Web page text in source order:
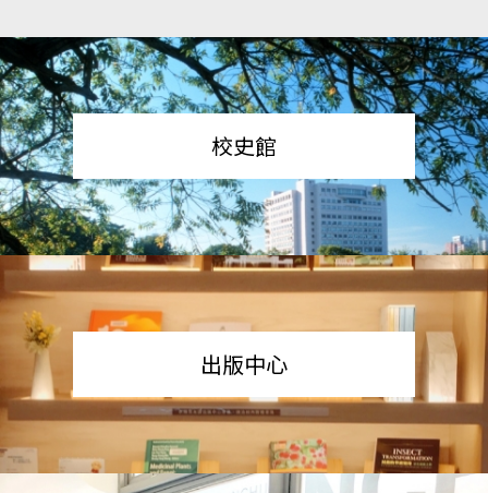
校史館
出版中心